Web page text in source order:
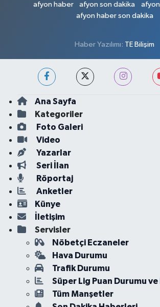
afyon haber
afyon son dakika
afyon haber son dakika
Haber Yazılımı: TE Bilişim
Ana Sayfa
Kategoriler
Foto Galeri
Video
Yazarlar
Seri İlan
Röportaj
Anketler
Künye
İletişim
Servisler
Nöbetçi Eczaneler
Hava Durumu
Trafik Durumu
Süper Lig Puan Durumu
Tüm Manşetler